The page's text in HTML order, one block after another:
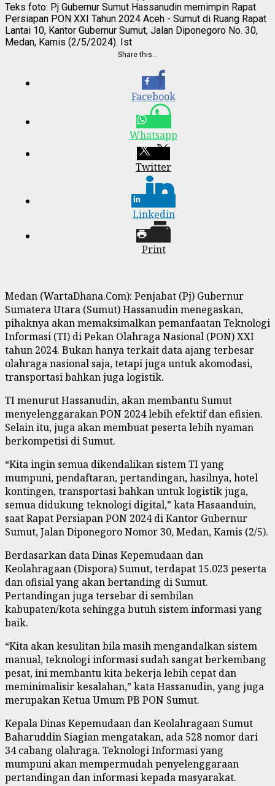
Teks foto: Pj Gubernur Sumut Hassanudin memimpin Rapat
Persiapan PON XXI Tahun 2024 Aceh - Sumut di Ruang Rapat
Lantai 10, Kantor Gubernur Sumut, Jalan Diponegoro No. 30,
Medan, Kamis (2/5/2024). Ist
Share this…
Facebook
Whatsapp
Twitter
Linkedin
Print
Medan (WartaDhana.Com): Penjabat (Pj) Gubernur
Sumatera Utara (Sumut) Hassanudin menegaskan,
pihaknya akan memaksimalkan pemanfaatan Teknologi
Informasi (TI) di Pekan Olahraga Nasional (PON) XXI
tahun 2024. Bukan hanya terkait data ajang terbesar
olahraga nasional saja, tetapi juga untuk akomodasi,
transportasi bahkan juga logistik.
TI menurut Hassanudin, akan membantu Sumut
menyelenggarakan PON 2024 lebih efektif dan efisien.
Selain itu, juga akan membuat peserta lebih nyaman
berkompetisi di Sumut.
“Kita ingin semua dikendalikan sistem TI yang
mumpuni, pendaftaran, pertandingan, hasilnya, hotel
kontingen, transportasi bahkan untuk logistik juga,
semua didukung teknologi digital,” kata Hasaanduin,
saat Rapat Persiapan PON 2024 di Kantor Gubernur
Sumut, Jalan Diponegoro Nomor 30, Medan, Kamis (2/5).
Berdasarkan data Dinas Kepemudaan dan
Keolahragaan (Dispora) Sumut, terdapat 15.023 peserta
dan ofisial yang akan bertanding di Sumut.
Pertandingan juga tersebar di sembilan
kabupaten/kota sehingga butuh sistem informasi yang
baik.
“Kita akan kesulitan bila masih mengandalkan sistem
manual, teknologi informasi sudah sangat berkembang
pesat, ini membantu kita bekerja lebih cepat dan
meminimalisir kesalahan,” kata Hassanudin, yang juga
merupakan Ketua Umum PB PON Sumut.
Kepala Dinas Kepemudaan dan Keolahragaan Sumut
Baharuddin Siagian mengatakan, ada 528 nomor dari
34 cabang olahraga. Teknologi Informasi yang
mumpuni akan mempermudah penyelenggaraan
pertandingan dan informasi kepada masyarakat.